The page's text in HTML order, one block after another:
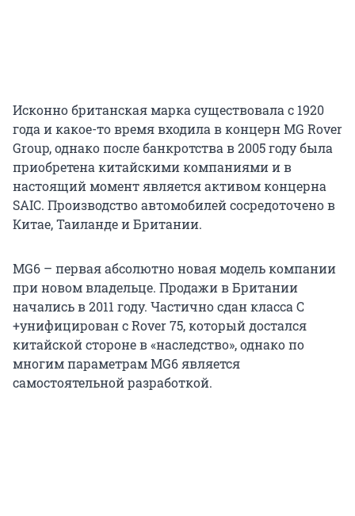
Исконно британская марка существовала с 1920
года и какое-то время входила в концерн MG Rover
Group, однако после банкротства в 2005 году была
приобретена китайскими компаниями и в
настоящий момент является активом концерна
SAIC. Производство автомобилей сосредоточено в
Китае, Таиланде и Британии.
MG6 – первая абсолютно новая модель компании
при новом владельце. Продажи в Британии
начались в 2011 году. Частично сдан класса С
+унифицирован с Rover 75, который достался
китайской стороне в «наследство», однако по
многим параметрам MG6 является
самостоятельной разработкой.